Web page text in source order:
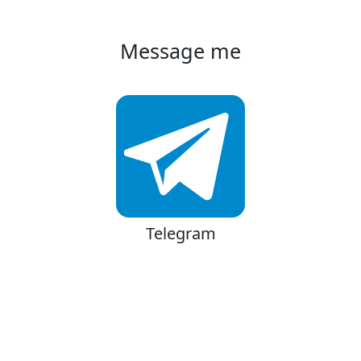
Message me
Telegram